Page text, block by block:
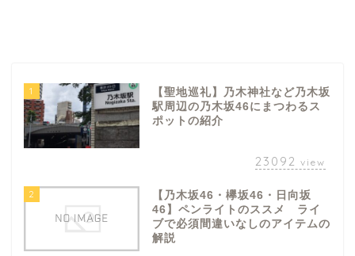
1
【聖地巡礼】乃木神社など乃木坂
駅周辺の乃木坂46にまつわるス
ポットの紹介
23092 view
2
【乃木坂46・欅坂46・日向坂
46】ペンライトのススメ ライ
ブで必須間違いなしのアイテムの
解説